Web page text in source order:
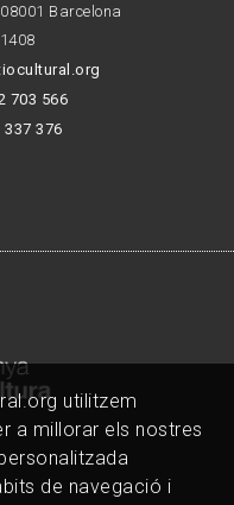
Barcelona
703 566
376
utilitzem
a millorar els nostres
de navegació i